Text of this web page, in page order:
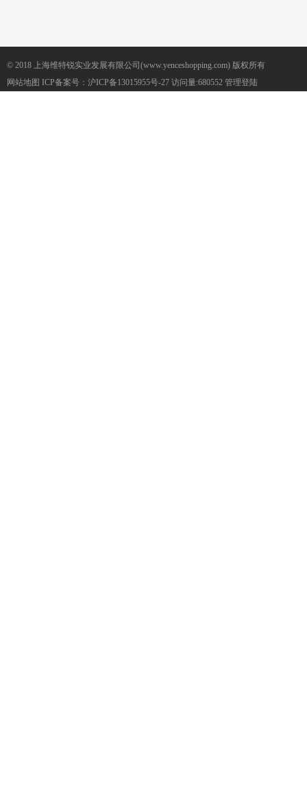
© 2018 上海维特锐实业发展有限公司(www.yenceshopping.com) 版权所有
网站地图 ICP备案号： 沪ICP备13015955号-27 访问量:680552 管理登陆